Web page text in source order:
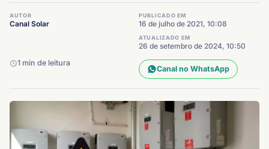
AUTOR
Canal Solar
PUBLICADO EM
16 de julho de 2021, 10:08
ATUALIZADO EM
26 de setembro de 2024, 10:50
1 min de leitura
Canal no WhatsApp